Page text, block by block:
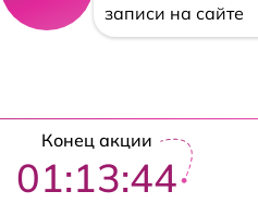
записи на сайте
Конец акции
01:13:43